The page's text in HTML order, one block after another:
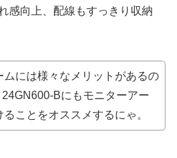
感向上、配線もすっきり収納
ムには様々なメリットがあるの
Bにもモニターアー
ることをオススメするにゃ。